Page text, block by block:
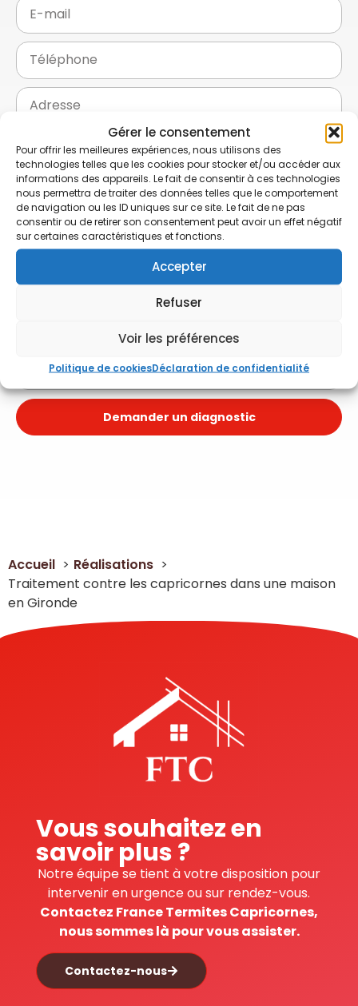
Gérer le consentement
Pour offrir les meilleures expériences, nous utilisons des
technologies telles que les cookies pour stocker et/ou accéder aux
informations des appareils. Le fait de consentir à ces technologies
nous permettra de traiter des données telles que le comportement
de navigation ou les ID uniques sur ce site. Le fait de ne pas
consentir ou de retirer son consentement peut avoir un effet négatif
sur certaines caractéristiques et fonctions.
Accepter
Refuser
Voir les préférences
Politique de cookiesDéclaration de confidentialité
Votre projet:
Traitement insectes Toiture
Traitement d'humidité
Demander un diagnostic
Accueil
Réalisations
Traitement contre les capricornes dans une maison
en Gironde
Vous souhaitez en
savoir plus ?
Notre équipe se tient à votre disposition pour
intervenir en urgence ou sur rendez-vous.
Contactez France Termites Capricornes,
nous sommes là pour vous assister.
Contactez-nous